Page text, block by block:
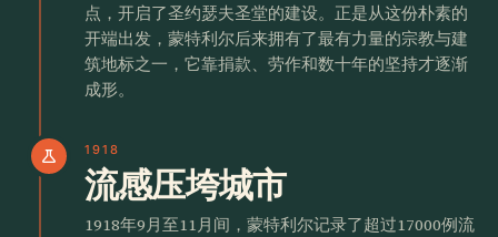
点，开启了圣约瑟夫圣堂的建设。正是从这份朴素的
开端出发，蒙特利尔后来拥有了最有力量的宗教与建
筑地标之一，它靠捐款、劳作和数十年的坚持才逐渐
成形。
science 1918
流感压垮城市
1918年9月至11月间，蒙特利尔记录了超过17000例流